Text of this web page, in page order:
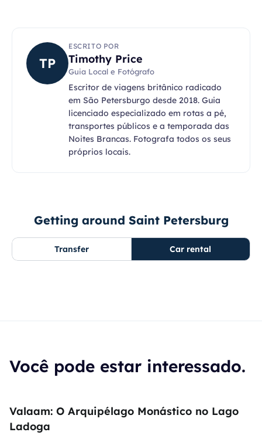
TP
ESCRITO POR
Timothy Price
Guia Local e Fotógrafo
Escritor de viagens britânico radicado
em São Petersburgo desde 2018. Guia
licenciado especializado em rotas a pé,
transportes públicos e a temporada das
Noites Brancas. Fotografa todos os seus
próprios locais.
Getting around Saint Petersburg
Transfer Car rental
Você pode estar interessado.
Valaam: O Arquipélago Monástico no Lago
Ladoga